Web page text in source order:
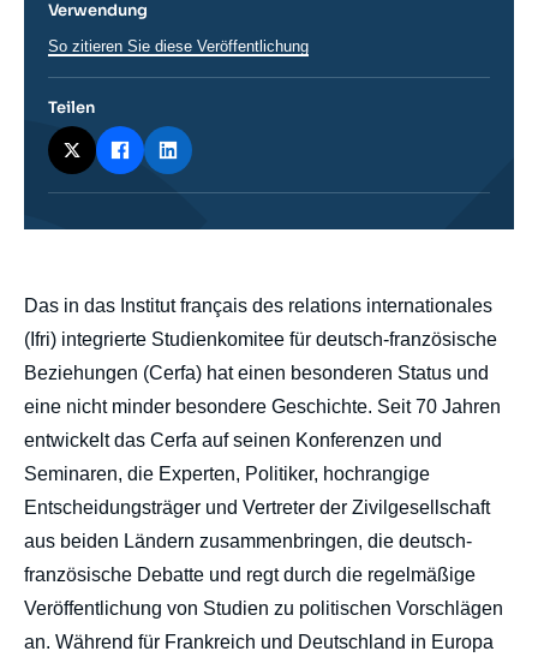
body
Das in das Institut français des relations internationales
(Ifri) integrierte Studienkomitee für deutsch-französische
Beziehungen (Cerfa) hat einen besonderen Status und
eine nicht minder besondere Geschichte. Seit 70 Jahren
entwickelt das Cerfa auf seinen Konferenzen und
Seminaren, die Experten, Politiker, hochrangige
Entscheidungsträger und Vertreter der Zivilgesellschaft
aus beiden Ländern zusammenbringen, die deutsch-
französische Debatte und regt durch die regelmäßige
Veröffentlichung von Studien zu politischen Vorschlägen
an. Während für Frankreich und Deutschland in Europa
Verwendung
So zitieren Sie diese Veröffentlichung
Teilen